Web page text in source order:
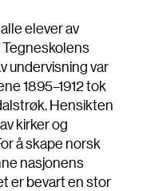
elever av
Tegneskolens
undervisning var
1895–1912 tok
Hensikten
kirker og
å skape norsk
nasjonens
er bevart en stor